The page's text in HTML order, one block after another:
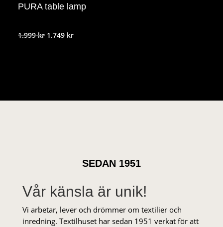
PURA table lamp
1.999kr Det
1.749 krDet
SEDAN 1951
Vår känsla är unik!
Vi arbetar, lever och drömmer om textilier och
inredning. Textilhuset har sedan 1951 verkat för att